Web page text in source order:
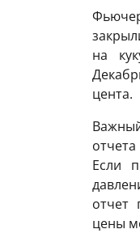
на
цента.
Если
отчет
цены